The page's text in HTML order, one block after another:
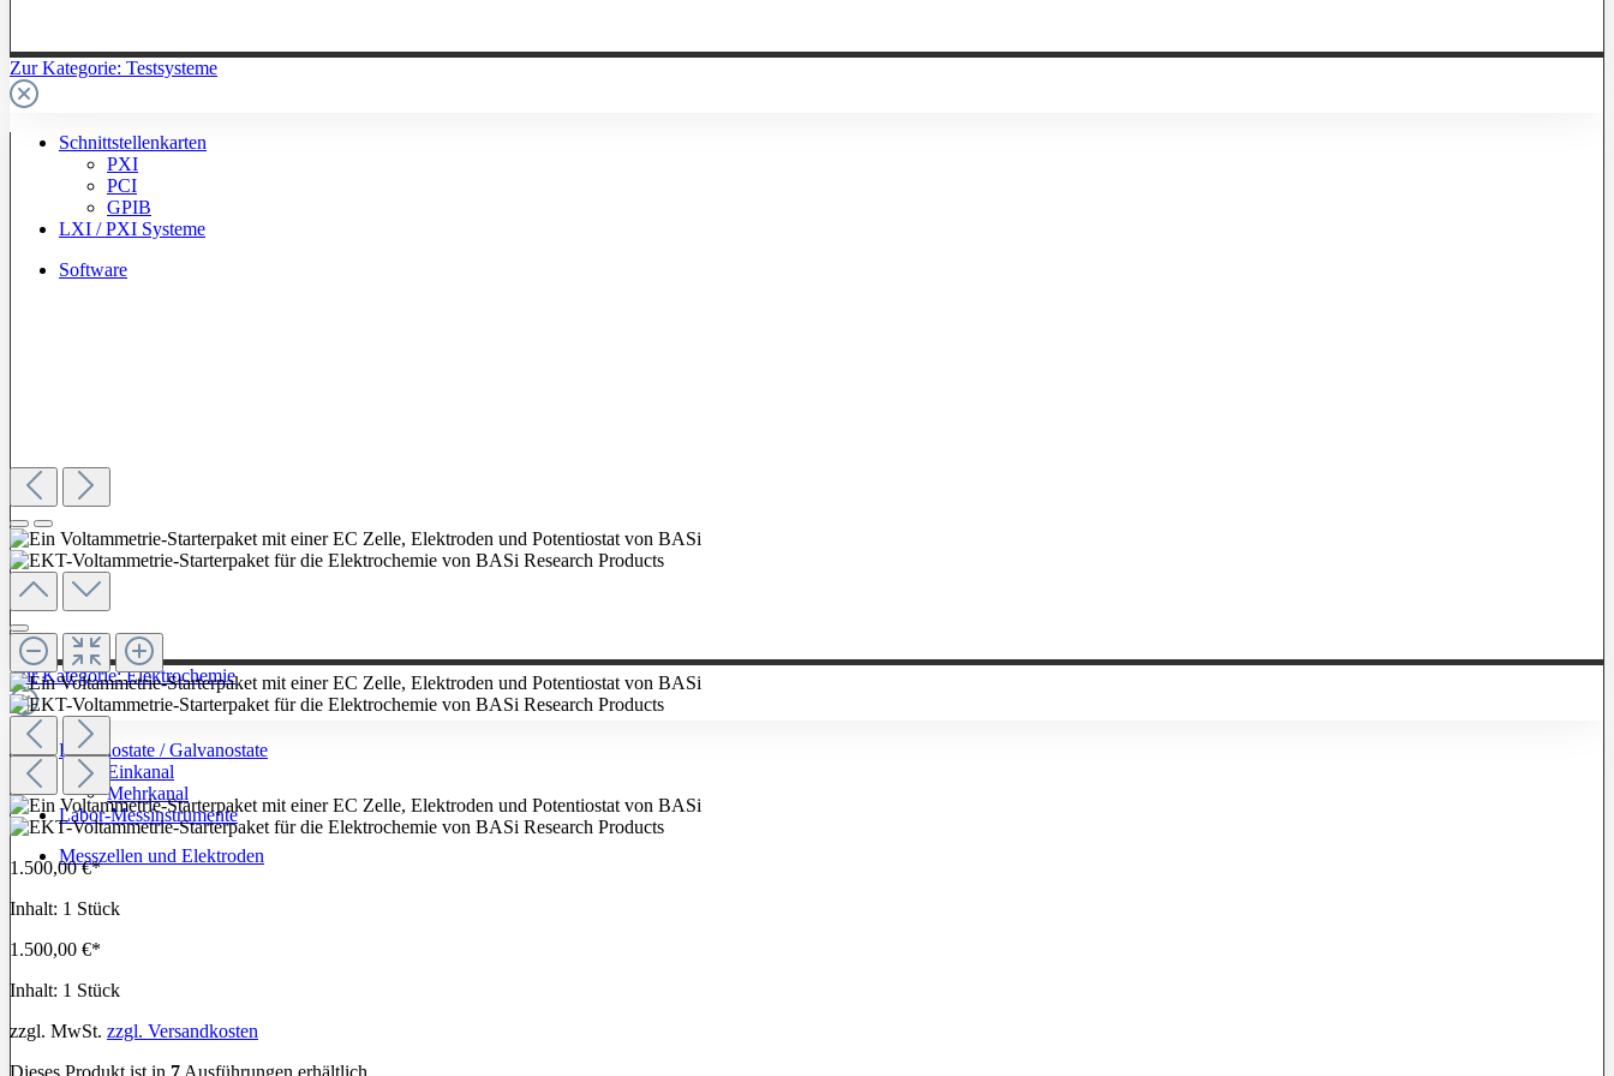
Zur Kategorie: Testsysteme
Schnittstellenkarten
PXI
PCI
GPIB
LXI / PXI Systeme
Software
Zur Kategorie: Elektrochemie
Potentiostate / Galvanostate
Einkanal
Mehrkanal
Labor-Messinstrumente
Messzellen und Elektroden
1.500,00 €*
Inhalt: 1 Stück
1.500,00 €*
Inhalt: 1 Stück
zzgl. MwSt. zzgl. Versandkosten
Dieses Produkt ist in 7 Ausführungen erhältlich.